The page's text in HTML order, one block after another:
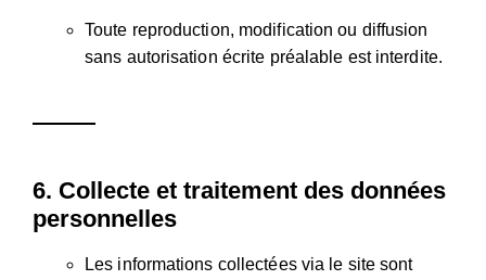
Toute reproduction, modification ou diffusion
sans autorisation écrite préalable est interdite.
6. Collecte et traitement des données
personnelles
Les informations collectées via le site sont